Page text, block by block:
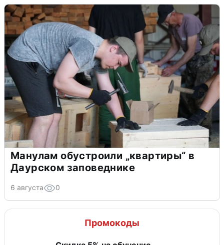
Манулам обустроили „квартиры“ в
Даурском заповеднике
6 августа 0
Промокоды